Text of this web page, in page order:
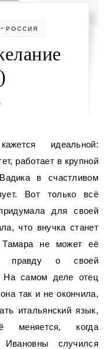
- РОССИЯ
работает в крупной
в счастливом
Вот только всё
для своей
что внучка станет
Тамара не может её
правду о своей
На самом деле отец
так и не окончила,
итальянский язык,
меняется, когда
случился